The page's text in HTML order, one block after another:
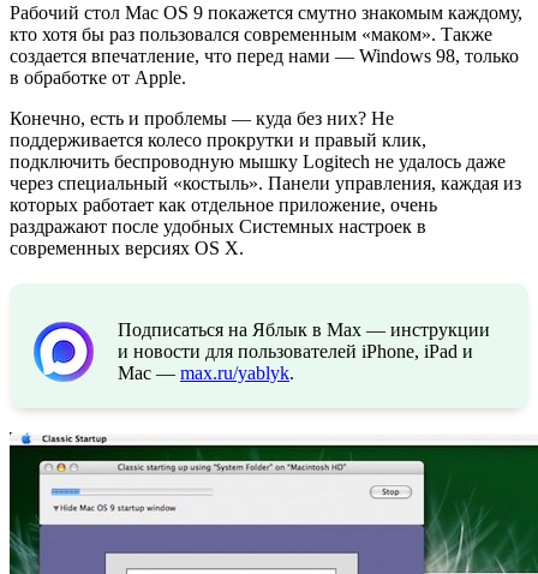
Рабочий стол Mac OS 9 покажется смутно знакомым каждому,
кто хотя бы раз пользовался современным «маком». Также
создается впечатление, что перед нами — Windows 98, только
в обработке от Apple.
Конечно, есть и проблемы — куда без них? Не
поддерживается колесо прокрутки и правый клик,
подключить беспроводную мышку Logitech не удалось даже
через специальный «костыль». Панели управления, каждая из
которых работает как отдельное приложение, очень
раздражают после удобных Системных настроек в
современных версиях OS X.
Подписаться на Яблык в Max — инструкции
и новости для пользователей iPhone, iPad и
Mac — max.ru/yablyk.